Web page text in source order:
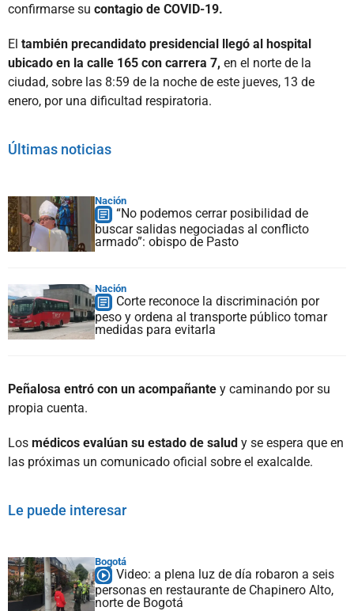
confirmarse su contagio de COVID-19.
El también precandidato presidencial llegó al hospital
ubicado en la calle 165 con carrera 7, en el norte de la
ciudad, sobre las 8:59 de la noche de este jueves, 13 de
enero, por una dificultad respiratoria.
Últimas noticias
Nación
“No podemos cerrar posibilidad de
buscar salidas negociadas al conflicto
armado”: obispo de Pasto
Nación
Corte reconoce la discriminación por
peso y ordena al transporte público tomar
medidas para evitarla
Peñalosa entró con un acompañante y caminando por su
propia cuenta.
Los médicos evalúan su estado de salud y se espera que en
las próximas un comunicado oficial sobre el exalcalde.
Le puede interesar
Bogotá
Video: a plena luz de día robaron a seis
personas en restaurante de Chapinero Alto,
norte de Bogotá